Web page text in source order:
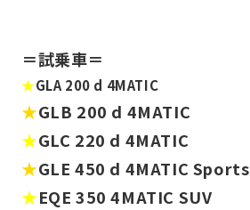
＝試乗車＝
★GLA 200 d 4MATIC
★GLB 200 d 4MATIC
★GLC 220 d 4MATIC
★GLE 450 d 4MATIC Sports
★EQE 350 4MATIC SUV